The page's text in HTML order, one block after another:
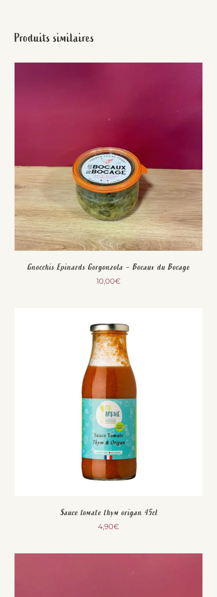
Produits similaires
Gnocchis Epinards Gorgonzola – Bocaux du Bocage
10,00€
Sauce tomate thym origan 45cl
4,90€